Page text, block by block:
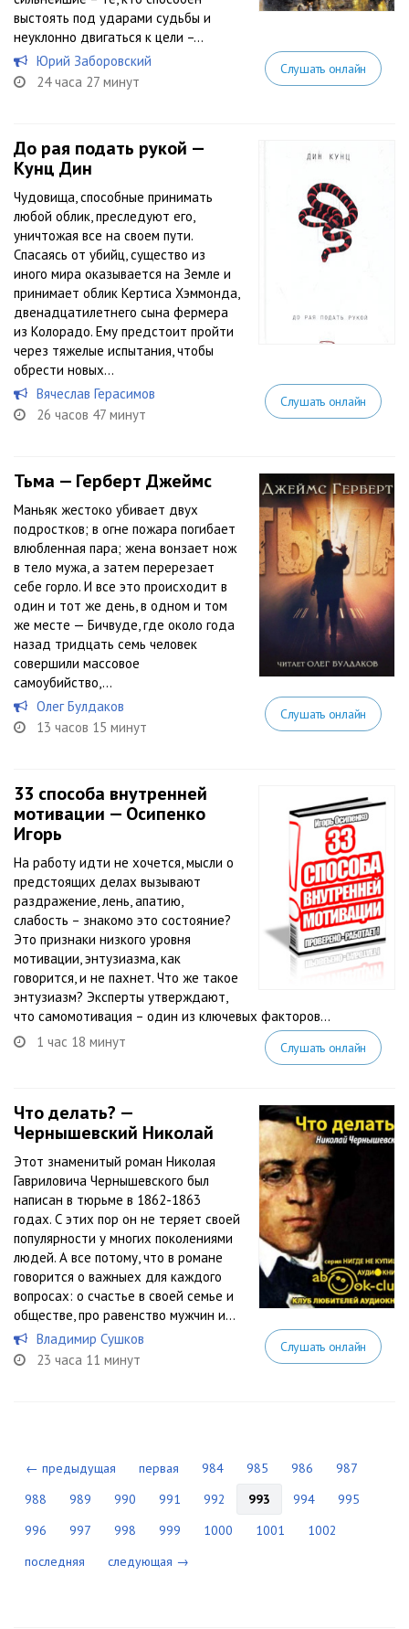
выстоять под ударами судьбы и
неуклонно двигаться к цели –...
Юрий Заборовский
24 часа 27 минут
Слушать онлайн
До рая подать рукой —
Кунц Дин
Чудовища, способные принимать
любой облик, преследуют его,
уничтожая все на своем пути.
Спасаясь от убийц, существо из
иного мира оказывается на Земле и
принимает облик Кертиса Хэммонда,
двенадцатилетнего сына фермера
из Колорадо. Ему предстоит пройти
через тяжелые испытания, чтобы
обрести новых...
Вячеслав Герасимов
26 часов 47 минут
Слушать онлайн
Тьма — Герберт Джеймс
Маньяк жестоко убивает двух
подростков; в огне пожара погибает
влюбленная пара; жена вонзает нож
в тело мужа, а затем перерезает
себе горло. И все это происходит в
один и тот же день, в одном и том
же месте — Бичвуде, где около года
назад тридцать семь человек
совершили массовое
самоубийство,...
Олег Булдаков
13 часов 15 минут
Слушать онлайн
33 способа внутренней
мотивации — Осипенко
Игорь
На работу идти не хочется, мысли о
предстоящих делах вызывают
раздражение, лень, апатию,
слабость – знакомо это состояние?
Это признаки низкого уровня
мотивации, энтузиазма, как
говорится, и не пахнет. Что же такое
энтузиазм? Эксперты утверждают,
что самомотивация – один из ключевых факторов...
1 час 18 минут
Слушать онлайн
Что делать? —
Чернышевский Николай
Этот знаменитый роман Николая
Гавриловича Чернышевского был
написан в тюрьме в 1862-1863
годах. С этих пор он не теряет своей
популярности у многих поколениями
людей. А все потому, что в романе
говорится о важныех для каждого
вопросах: о счастье в своей семье и
обществе, про равенство мужчин и...
Владимир Сушков
23 часа 11 минут
Слушать онлайн
← предыдущая первая 984 985 986
987
988
989 990 991 992 993 994
995
996
997 998 999 1000 1001
1002
последняя
следующая →